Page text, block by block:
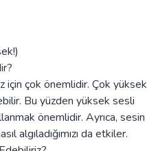
için çok önemlidir. Çok yüksek
Bu yüzden yüksek sesli
önemlidir. Ayrıca, sesin
algıladığımızı da etkiler.